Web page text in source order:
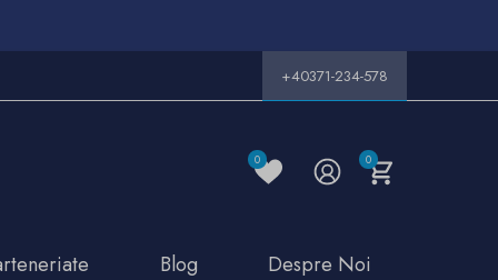
+40371-234-578
0 0
Blog Despre Noi